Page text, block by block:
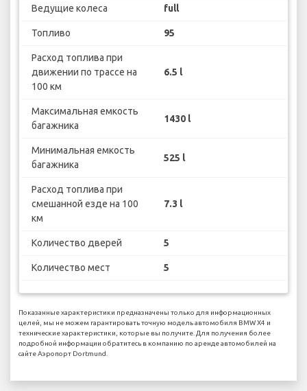
Ведущие колеса full
Топливо 95
Расход топлива при
движении по трассе на
100 км
6.5 l
Максимальная емкость
багажника
1430 l
Минимальная емкость
багажника
525 l
Расход топлива при
смешанной езде на 100
км
7.3 l
Количество дверей 5
Количество мест 5
Показанные характеристики предназначены только для информационных
целей, мы не можем гарантировать точную модель автомобиля BMW X4 и
технические характеристики, которые вы получите. Для получения более
подробной информации обратитесь в компанию по аренде автомобилей на
сайте Аэропорт Dortmund.